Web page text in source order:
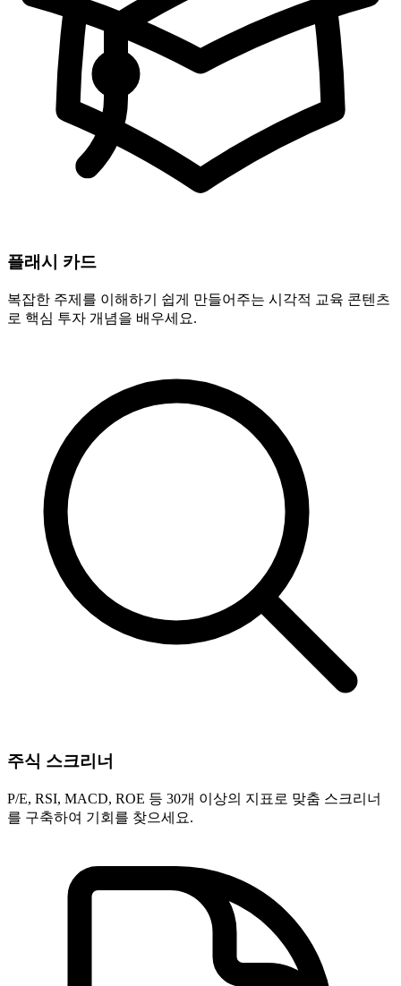
플래시 카드
복잡한 주제를 이해하기 쉽게 만들어주는 시각적 교육 콘텐츠
로 핵심 투자 개념을 배우세요.
주식 스크리너
P/E, RSI, MACD, ROE 등 30개 이상의 지표로 맞춤 스크리너
를 구축하여 기회를 찾으세요.